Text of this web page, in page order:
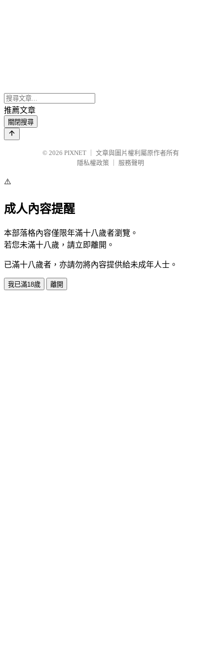
推薦文章
關閉搜尋
© 2026 PIXNET
文章與圖片權利屬原作者所有
隱私權政策
服務聲明
⚠️
成人內容提醒
本部落格內容僅限年滿十八歲者瀏覽。
若您未滿十八歲，請立即離開。
已滿十八歲者，亦請勿將內容提供給未成年人士。
我已滿18歲 離開